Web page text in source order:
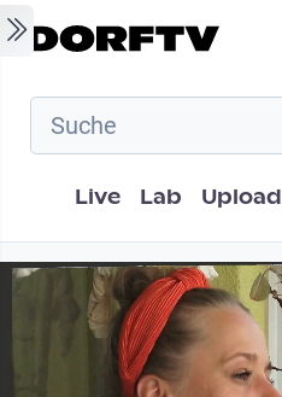
Skip to main content
Hauptnavigation
Live Lab Upload